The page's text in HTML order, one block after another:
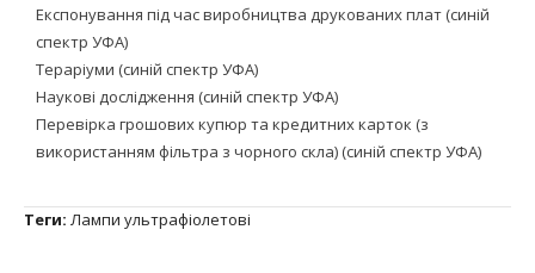
Експонування під час виробництва друкованих плат (синій
спектр УФА)
Тераріуми (синій спектр УФА)
Наукові дослідження (синій спектр УФА)
Перевірка грошових купюр та кредитних карток (з
використанням фільтра з чорного скла) (синій спектр УФА)
Теги: Лампи ультрафіолетові